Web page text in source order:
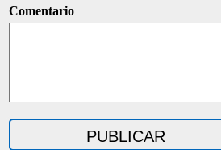
Comentario